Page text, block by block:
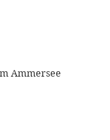
Ammersee